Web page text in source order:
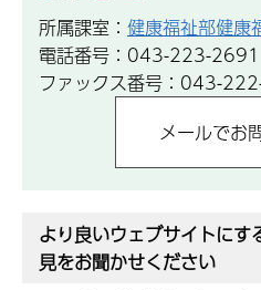
所属課室： 健康福祉部健康
電話番号：043-223-2691
ファックス番号：043-
より良いウェブサイトにす
見をお聞かせください